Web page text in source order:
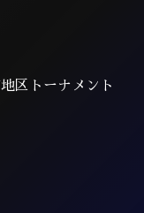
区トーナメント